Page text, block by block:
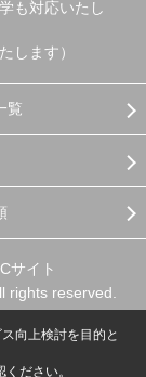
も対応いたし
します）
覧
サイト
rights reserved.
向上検討を目的と
ください。